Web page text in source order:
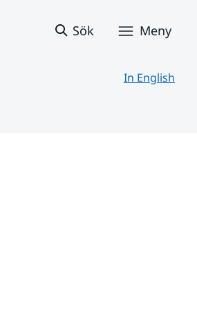
Sök Meny
In English